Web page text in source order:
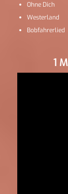
Ohne Dich
Westerland
Bobfahrerlied
1